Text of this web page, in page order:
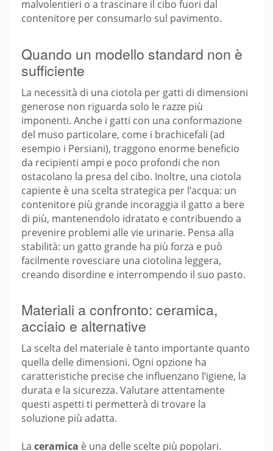
malvolentieri o a trascinare il cibo fuori dal
contenitore per consumarlo sul pavimento.
Quando un modello standard non è
sufficiente
La necessità di una ciotola per gatti di dimensioni
generose non riguarda solo le razze più
imponenti. Anche i gatti con una conformazione
del muso particolare, come i brachicefali (ad
esempio i Persiani), traggono enorme beneficio
da recipienti ampi e poco profondi che non
ostacolano la presa del cibo. Inoltre, una ciotola
capiente è una scelta strategica per l’acqua: un
contenitore più grande incoraggia il gatto a bere
di più, mantenendolo idratato e contribuendo a
prevenire problemi alle vie urinarie. Pensa alla
stabilità: un gatto grande ha più forza e può
facilmente rovesciare una ciotolina leggera,
creando disordine e interrompendo il suo pasto.
Materiali a confronto: ceramica,
acciaio e alternative
La scelta del materiale è tanto importante quanto
quella delle dimensioni. Ogni opzione ha
caratteristiche precise che influenzano l’igiene, la
durata e la sicurezza. Valutare attentamente
questi aspetti ti permetterà di trovare la
soluzione più adatta.
La ceramica è una delle scelte più popolari.